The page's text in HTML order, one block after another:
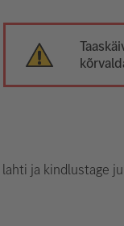
ja kindlustage